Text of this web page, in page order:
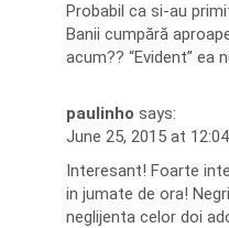
Probabil ca si-au
Banii cumpără
acum?? “Evident” ea
paulinho says:
June 25, 2015 at
Interesant! Foarte
in jumate de ora!
neglijenta celor doi